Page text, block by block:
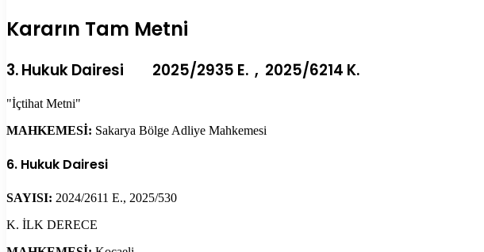
Kararın Tam Metni
3. Hukuk Dairesi 2025/2935 E. , 2025/6214 K.
"İçtihat Metni"
MAHKEMESİ: Sakarya Bölge Adliye Mahkemesi
6. Hukuk Dairesi
SAYISI: 2024/2611 E., 2025/530
K. İLK DERECE